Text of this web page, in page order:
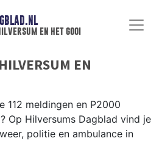
en het gooi
EN
112 meldingen en P2000
Op Hilversums Dagblad vind je
politie en ambulance in